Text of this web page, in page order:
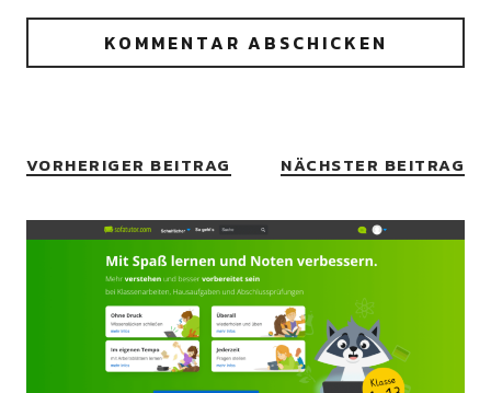
VORHERIGER BEITRAG NÄCHSTER BEITRAG